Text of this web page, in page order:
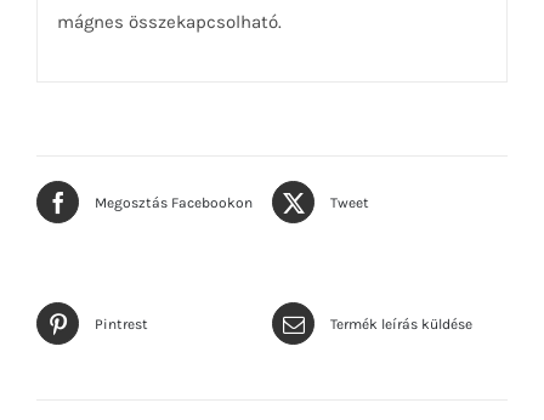
mágnes összekapcsolható.
Megosztás Facebookon Tweet
Pintrest Termék leírás küldése